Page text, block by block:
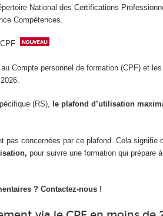
National des Certifications
Compétences.
Compte personnel de formation (CPF) et
(RS), le plafond d’utilisation
pas concernées par ce plafond. Cela signifie
pour suivre une formation qui prépare
? Contactez-nous !